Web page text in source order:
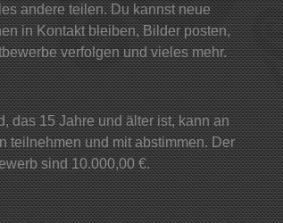
andere teilen. Du kannst neue
in Kontakt bleiben, Bilder posten,
verfolgen und vieles mehr.
das 15 Jahre und älter ist, kann an
teilnehmen und mit abstimmen. Der
sind 10.000,00 €.